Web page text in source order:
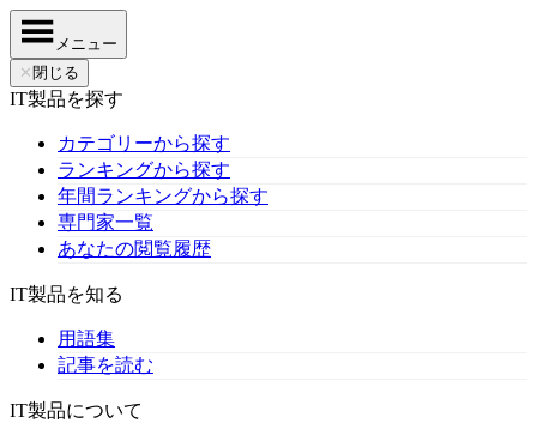
メニュー
✕ 閉じる
IT製品を探す
カテゴリーから探す
ランキングから探す
年間ランキングから探す
専門家一覧
あなたの閲覧履歴
IT製品を知る
用語集
記事を読む
IT製品について